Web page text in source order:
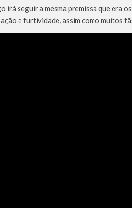
irá seguir a mesma premissa que era
ação e furtividade, assim como muitos